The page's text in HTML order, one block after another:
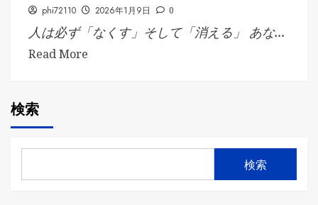
phi72110 2026年1月9日 0
人は必ず「なくす」そして「消える」 あな...
Read More
検索
検索